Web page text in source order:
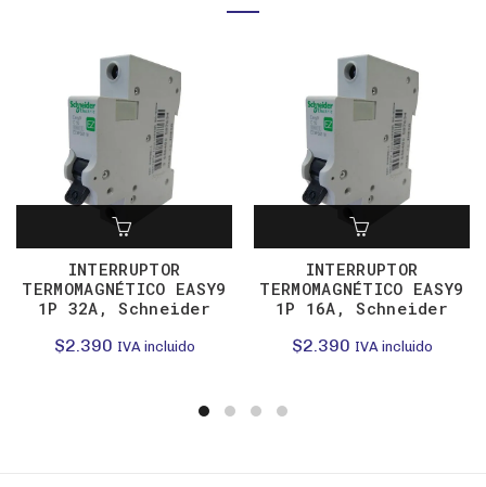
INTERRUPTOR
TERMOMAGNÉTICO EASY9
1P 32A, Schneider
$2.390 IVA incluido
INTERRUPTOR
TERMOMAGNÉTICO EASY9
1P 16A, Schneider
$2.390 IVA incluido